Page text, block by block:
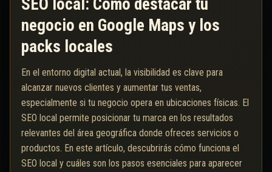
SEO local: Cómo destacar tu
negocio en Google Maps y los
packs locales
En el entorno digital actual, la visibilidad es clave para
alcanzar nuevos clientes y aumentar tus ventas,
especialmente si tu negocio opera en ubicaciones físicas. El
SEO local permite posicionar tu marca en los resultados
relevantes del área geográfica donde ofreces servicios o
productos. En este artículo, descubrirás cómo funciona el
SEO local y cuáles son los pasos esenciales para aparecer